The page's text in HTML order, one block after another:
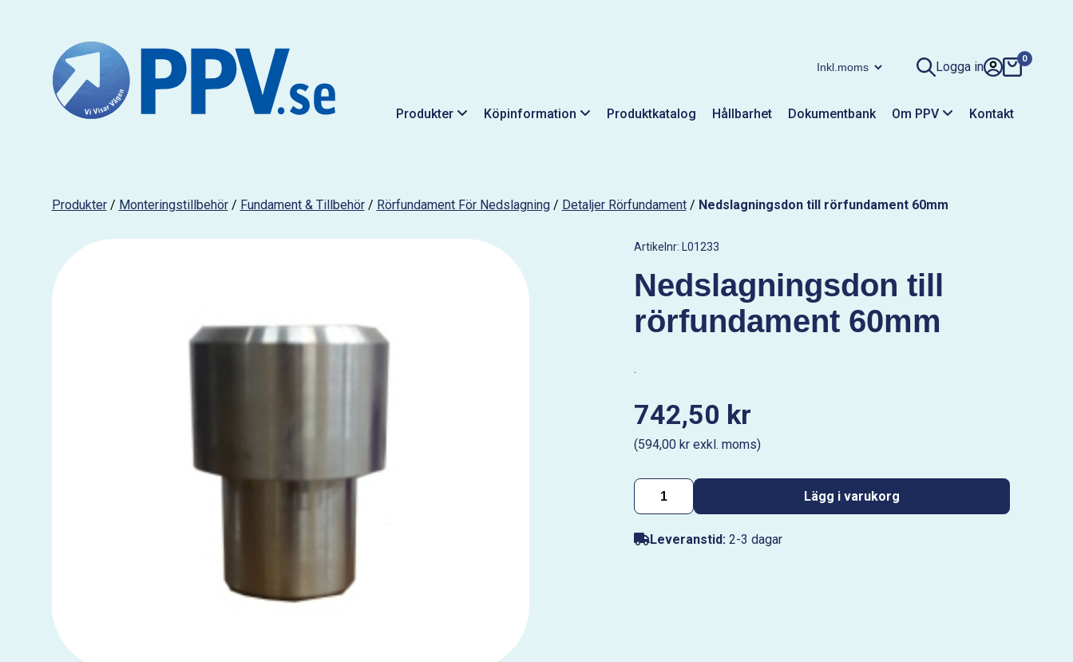
Logga in
0
Produkter Köpinformation Produktkatalog Hållbarhet Dokumentbank Om PPV Kontakt
Produkter/ Monteringstillbehör/ Fundament & Tillbehör/ Rörfundament För Nedslagning/ Detaljer Rörfundament/ Nedslagningsdon till rörfundament 60mm
Artikelnr: L01233
Nedslagningsdon till
rörfundament 60mm
.
742,50 kr
(594,00 kr exkl. moms)
Lägg i varukorg
Leveranstid: 2-3 dagar